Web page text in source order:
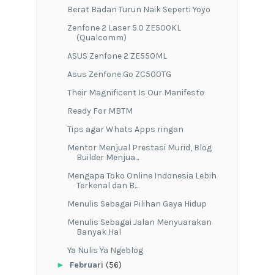
Berat Badan Turun Naik Seperti Yoyo
Zenfone 2 Laser 5.0 ZE500KL
(Qualcomm)
ASUS Zenfone 2 ZE550ML
Asus Zenfone Go ZC500TG
Their Magnificent Is Our Manifesto
Ready For MBTM
Tips agar Whats Apps ringan
Mentor Menjual Prestasi Murid, Blog
Builder Menjua...
Mengapa Toko Online Indonesia Lebih
Terkenal dan B...
Menulis Sebagai Pilihan Gaya Hidup
Menulis Sebagai Jalan Menyuarakan
Banyak Hal
Ya Nulis Ya Ngeblog
► Februari (56)